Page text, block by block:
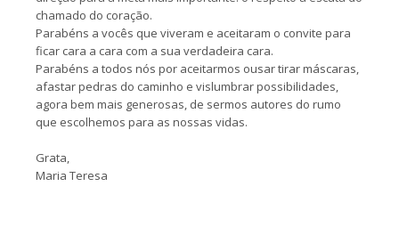
chamado do coração.
Parabéns a vocês que viveram e aceitaram o convite para
ficar cara a cara com a sua verdadeira cara.
Parabéns a todos nós por aceitarmos ousar tirar máscaras,
afastar pedras do caminho e vislumbrar possibilidades,
agora bem mais generosas, de sermos autores do rumo
que escolhemos para as nossas vidas.
Grata,
Maria Teresa